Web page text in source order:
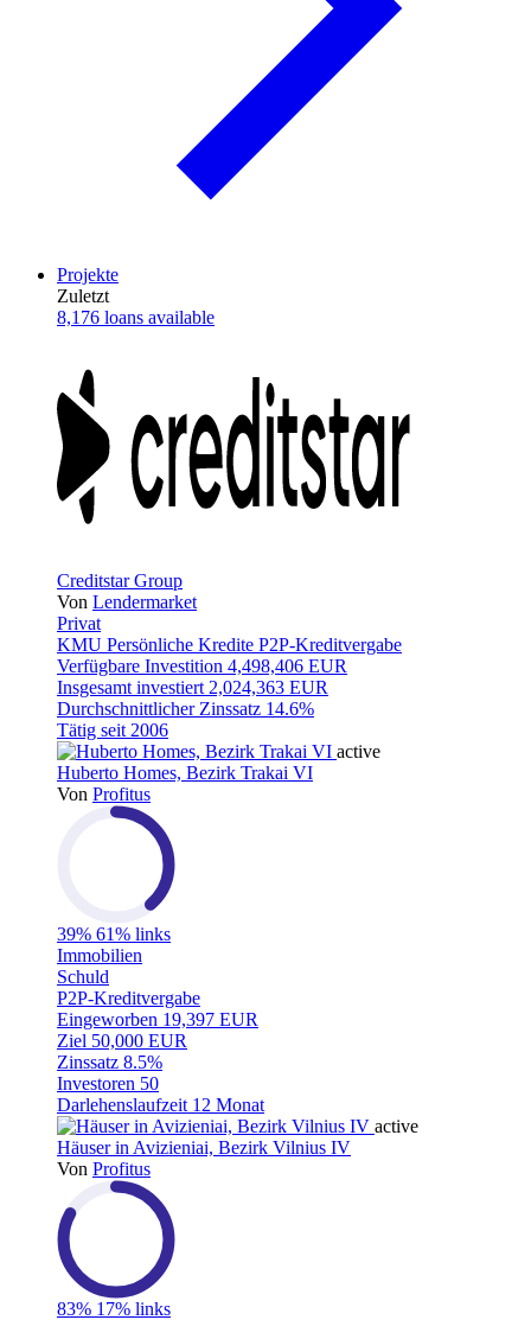
Projekte
Zuletzt
8,176 loans available
Creditstar Group
Von Lendermarket
Privat
KMU Persönliche Kredite P2P-Kreditvergabe
Verfügbare Investition 4,498,406 EUR
Insgesamt investiert 2,024,363 EUR
Durchschnittlicher Zinssatz 14.6%
Tätig seit 2006
active
Huberto Homes, Bezirk Trakai VI
Von Profitus
39% 61% links
Immobilien
Schuld
P2P-Kreditvergabe
Eingeworben 19,397 EUR
Ziel 50,000 EUR
Zinssatz 8.5%
Investoren 50
Darlehenslaufzeit 12 Monat
active
Häuser in Avizieniai, Bezirk Vilnius IV
Von Profitus
83% 17% links